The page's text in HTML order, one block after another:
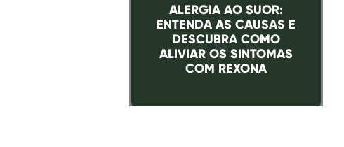
ALERGIA AO SUOR:
ENTENDA AS CAUSAS E
DESCUBRA COMO
ALIVIAR OS SINTOMAS
COM REXONA